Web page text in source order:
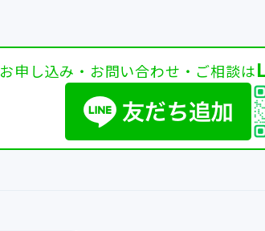
お申し込み・お問い合わせ・ご相談は